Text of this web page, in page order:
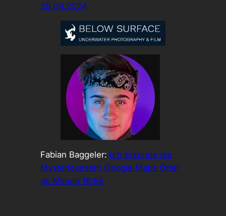
29.09.2024
Fabian Baggeler: Ich Erkunde die
Mysteriösesten Google Maps Orte!
ab Minute 16:55